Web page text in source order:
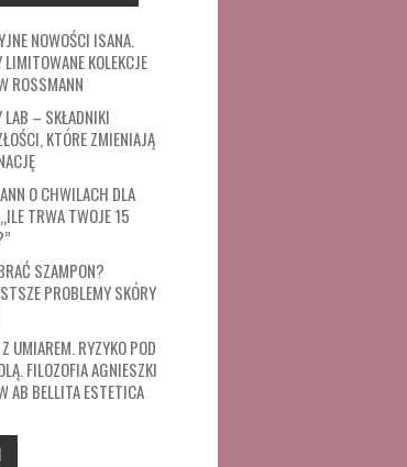
NOWOŚCI ISANA.
LIMITOWANE KOLEKCJE
ROSSMANN
LAB – SKŁADNIKI
KTÓRE ZMIENIAJĄ
O CHWILACH DLA
TRWA TWOJE 15
SZAMPON?
PROBLEMY SKÓRY
UMIAREM. RYZYKO POD
FILOZOFIA AGNIESZKI
AB BELLITA ESTETICA